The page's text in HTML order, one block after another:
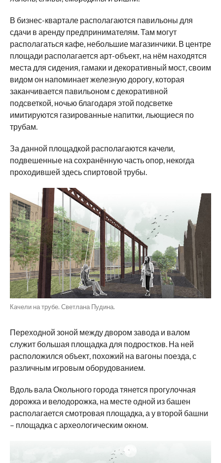
В бизнес-квартале располагаются павильоны для
сдачи в аренду предпринимателям. Там могут
располагаться кафе, небольшие магазинчики. В центре
площади располагается арт-объект, на нём находятся
места для сидения, гамаки и декоративный мост, своим
видом он напоминает железную дорогу, которая
заканчивается павильоном с декоративной
подсветкой, ночью благодаря этой подсветке
имитируются газированные напитки, льющиеся по
трубам.
За данной площадкой располагаются качели,
подвешенные на сохранённую часть опор, некогда
проходившей здесь спиртовой трубы.
Качели на трубе. Светлана Пудина.
Переходной зоной между двором завода и валом
служит большая площадка для подростков. На ней
расположился объект, похожий на вагоны поезда, с
различным игровым оборудованием.
Вдоль вала Окольного города тянется прогулочная
дорожка и велодорожка, на месте одной из башен
располагается смотровая площадка, а у второй башни
– площадка с археологическим окном.